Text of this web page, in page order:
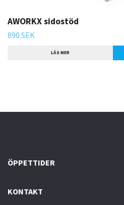
AWORKX sidostöd
890 SEK
LÄS MER
ÖPPETTIDER
KONTAKT